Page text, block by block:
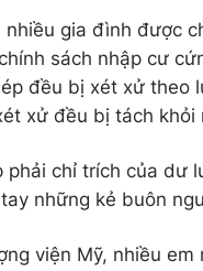
gia đình được
sách nhập cư
đều bị xét xử theo
xử đều bị tách
phải chỉ trích của dư
những kẻ buôn
viện Mỹ, nhiều